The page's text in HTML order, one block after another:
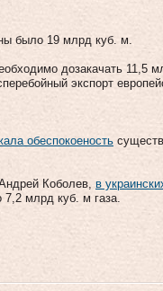
было 19 млрд куб. м.
дозакачать 11,5
экспорт
обеспокоеность
Коболев, в
7,2 млрд куб. м газа.